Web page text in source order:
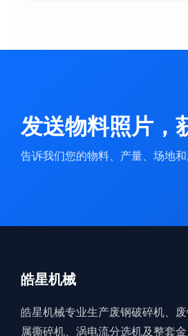
发送物料照片，
告诉我们您的物料、产量、场地
皓星机械
皓星机械专业生产废钢破碎机、
属撕碎机、涡电流分选机及整套